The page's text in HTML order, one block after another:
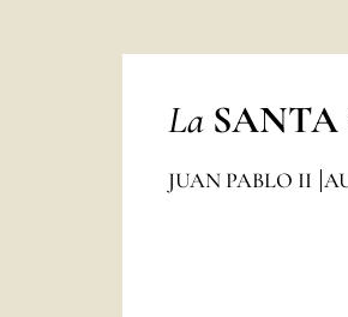
La SANTA
JUAN PABLO II